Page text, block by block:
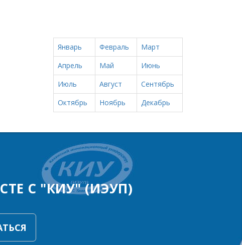
Январь Февраль
Март
Апрель
Май
Июнь
Июль
Август
Сентябрь
Октябрь
Ноябрь Декабрь
С "КИУ" (ИЭУП)